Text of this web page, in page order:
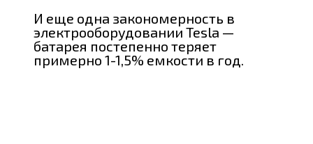
И еще одна закономерность в
электрооборудовании Tesla —
батарея постепенно теряет
примерно 1-1,5% емкости в год.